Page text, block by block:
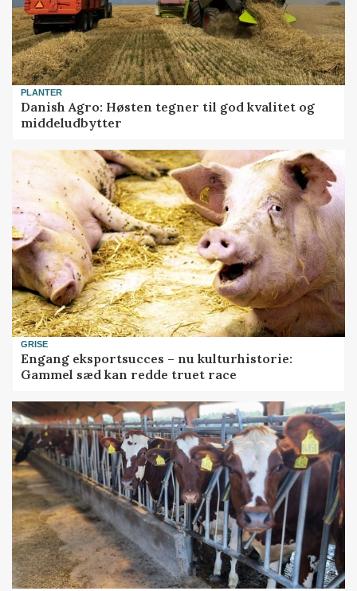
PLANTER
Danish Agro: Høsten tegner til god kvalitet og
middeludbytter
GRISE
Engang eksportsucces – nu kulturhistorie:
Gammel sæd kan redde truet race